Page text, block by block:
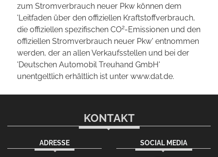
zum Stromverbrauch neuer Pkw können dem
'Leitfaden über den offiziellen Kraftstoffverbrauch,
die offiziellen spezifischen CO2-Emissionen und den
offiziellen Stromverbrauch neuer Pkw' entnommen
werden, der an allen Verkaufsstellen und bei der
'Deutschen Automobil Treuhand GmbH'
unentgeltlich erhältlich ist unter www.dat.de.
KONTAKT
ADRESSE SOCIAL MEDIA